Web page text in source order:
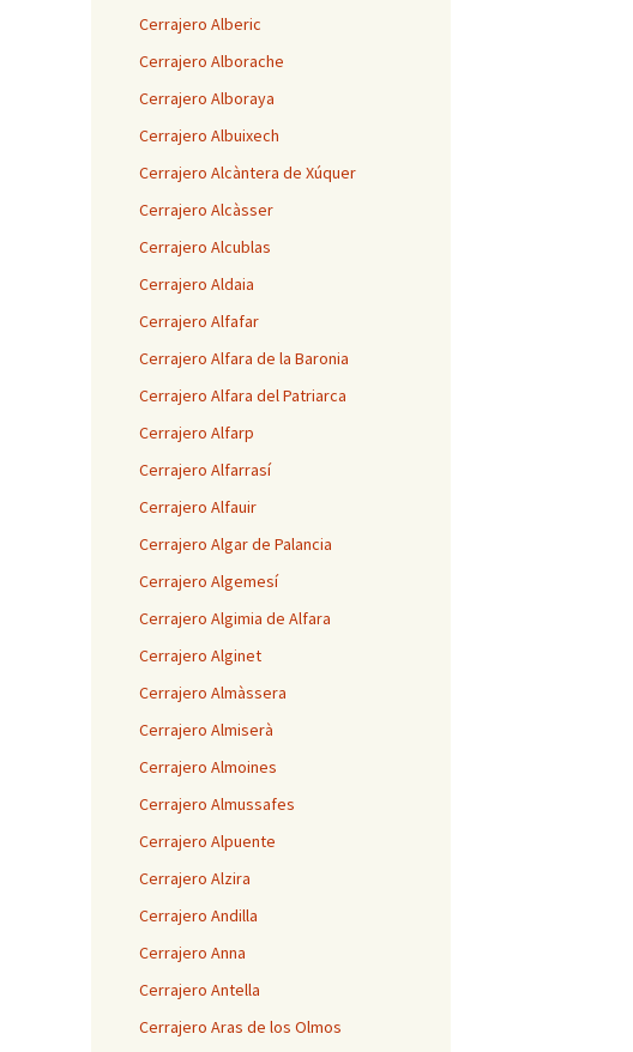
Cerrajero Alberic
Cerrajero Alborache
Cerrajero Alboraya
Cerrajero Albuixech
Cerrajero Alcàntera de Xúquer
Cerrajero Alcàsser
Cerrajero Alcublas
Cerrajero Aldaia
Cerrajero Alfafar
Cerrajero Alfara de la Baronia
Cerrajero Alfara del Patriarca
Cerrajero Alfarp
Cerrajero Alfarrasí
Cerrajero Alfauir
Cerrajero Algar de Palancia
Cerrajero Algemesí
Cerrajero Algimia de Alfara
Cerrajero Alginet
Cerrajero Almàssera
Cerrajero Almiserà
Cerrajero Almoines
Cerrajero Almussafes
Cerrajero Alpuente
Cerrajero Alzira
Cerrajero Andilla
Cerrajero Anna
Cerrajero Antella
Cerrajero Aras de los Olmos